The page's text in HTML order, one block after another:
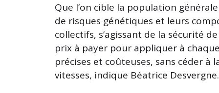
Que l’on cible la population
de risques génétiques et leurs
collectifs, s’agissant de la sécurité
prix à payer pour appliquer à
précises et coûteuses, sans céder à
vitesses, indique Béatrice Desvergne.